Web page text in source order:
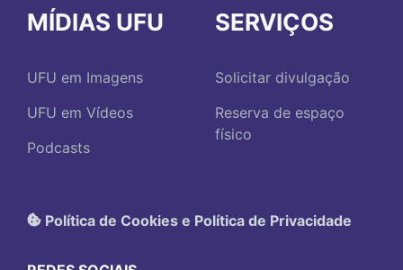
MÍDIAS UFU
UFU em Imagens
UFU em Vídeos
Podcasts
SERVIÇOS
Solicitar divulgação
Reserva de espaço
físico
Política de Cookies e Política de Privacidade